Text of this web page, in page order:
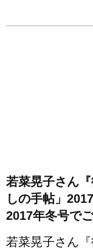
若菜晃子さん
しの手帖」
2017年冬号で
若菜晃子さん